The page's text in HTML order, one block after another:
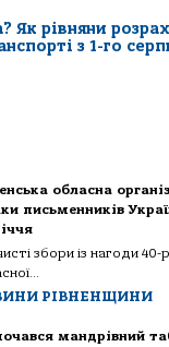
Як рівняни
з 1-го
обласна
письменників
збори із нагоди 40-
РІВНЕНЩИНИ
мандрівний